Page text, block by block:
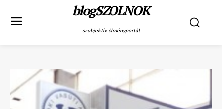
blogSZOLNOK
szubjektív élményportál